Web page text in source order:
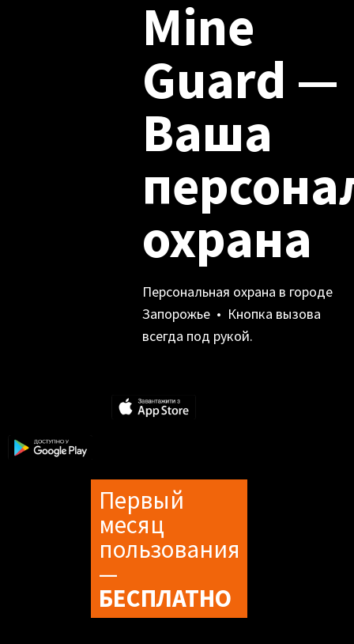
Mine
Guard —
Ваша
охрана
Персональная охрана в городе
Запорожье • Кнопка вызова
всегда под рукой.
Первый
месяц
пользования
—
БЕСПЛАТНО